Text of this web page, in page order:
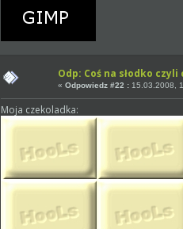
Odp: Coś na słodko
« Odpowiedz #22 :15.03.2008,
Moja czekoladka: